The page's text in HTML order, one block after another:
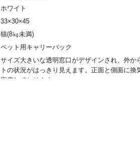
ホワイト
33×30×45
猫(8㎏未満)
ペット用キャリーバック
サイズ大きいな透明窓口がデザインされ、外か
トの状況がはっきり見えます。正面と側面に換
完備しております。